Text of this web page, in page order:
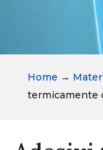
Home →
termicamente